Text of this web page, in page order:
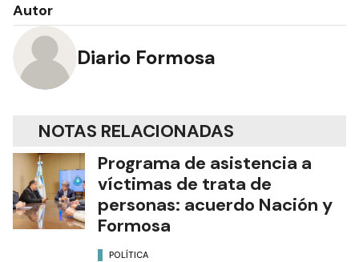
Autor
Diario Formosa
NOTAS RELACIONADAS
Programa de asistencia a
víctimas de trata de
personas: acuerdo Nación y
Formosa
POLÍTICA